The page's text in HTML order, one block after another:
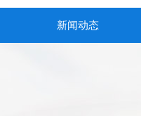
新闻动态